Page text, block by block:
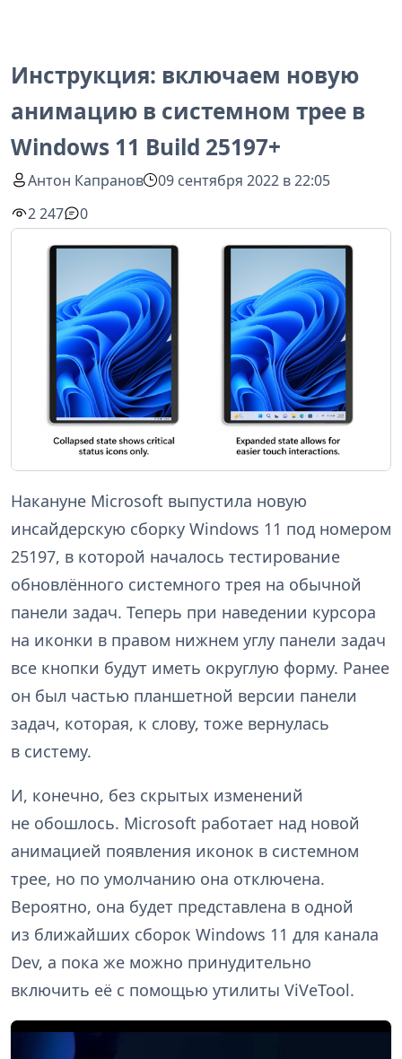
Инструкция: включаем новую
анимацию в системном трее в
Windows 11 Build 25197+
Антон Капранов
09 сентября 2022 в 22:05
2 247
0
Накануне Microsoft выпустила новую
инсайдерскую сборку Windows 11 под номером
25197, в которой началось тестирование
обновлённого системного трея на обычной
панели задач. Теперь при наведении курсора
на иконки в правом нижнем углу панели задач
все кнопки будут иметь округлую форму. Ранее
он был частью планшетной версии панели
задач, которая, к слову, тоже вернулась
в систему.
И, конечно, без скрытых изменений
не обошлось. Microsoft работает над новой
анимацией появления иконок в системном
трее, но по умолчанию она отключена.
Вероятно, она будет представлена в одной
из ближайших сборок Windows 11 для канала
Dev, а пока же можно принудительно
включить её с помощью утилиты ViVeTool.